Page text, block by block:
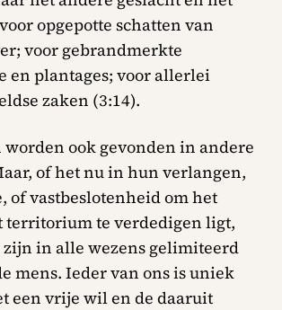
opgepotte schatten van
voor gebrandmerkte
en plantages; voor allerlei
zaken (3:14).
ook gevonden in andere
of het nu in hun verlangen,
vastbeslotenheid om het
territorium te verdedigen ligt,
in alle wezens gelimiteerd
mens. Ieder van ons is uniek
een vrije wil en de daaruit